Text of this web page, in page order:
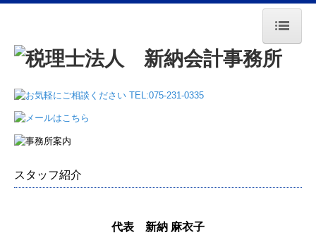
HOME
税理士変更をお考えの方
個人のお客様へ
スタッフ紹介
代表 新納 麻衣子